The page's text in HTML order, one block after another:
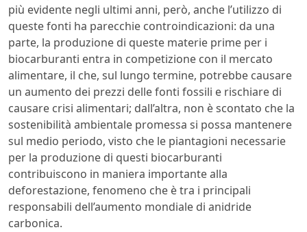
più evidente negli ultimi anni, però, anche l’utilizzo di
queste fonti ha parecchie controindicazioni: da una
parte, la produzione di queste materie prime per i
biocarburanti entra in competizione con il mercato
alimentare, il che, sul lungo termine, potrebbe causare
un aumento dei prezzi delle fonti fossili e rischiare di
causare crisi alimentari; dall’altra, non è scontato che la
sostenibilità ambientale promessa si possa mantenere
sul medio periodo, visto che le piantagioni necessarie
per la produzione di questi biocarburanti
contribuiscono in maniera importante alla
deforestazione, fenomeno che è tra i principali
responsabili dell’aumento mondiale di anidride
carbonica.